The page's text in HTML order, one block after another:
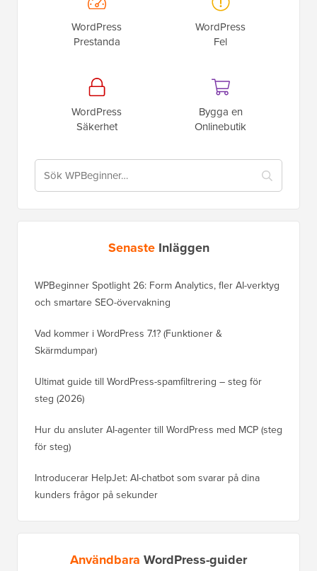
WordPress
Prestanda
WordPress
Fel
WordPress
Säkerhet
Bygga en
Onlinebutik
Senaste Inläggen
WPBeginner Spotlight 26: Form Analytics, fler AI-verktyg
och smartare SEO-övervakning
Vad kommer i WordPress 7.1? (Funktioner &
Skärmdumpar)
Ultimat guide till WordPress-spamfiltrering – steg för
steg (2026)
Hur du ansluter AI-agenter till WordPress med MCP (steg
för steg)
Introducerar HelpJet: AI-chatbot som svarar på dina
kunders frågor på sekunder
Användbara WordPress-guider